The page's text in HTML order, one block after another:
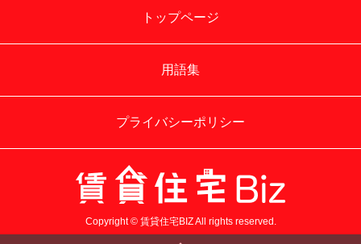
トップページ
用語集
プライバシーポリシー
Copyright © 賃貸住宅BIZ All rights reserved.